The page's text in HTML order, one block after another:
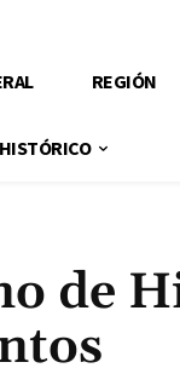
REGIÓN
HISTÓRICO
de